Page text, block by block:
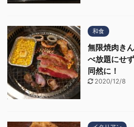
和食
無限焼肉き
べ放題にせ
同然に！
2020/12/8